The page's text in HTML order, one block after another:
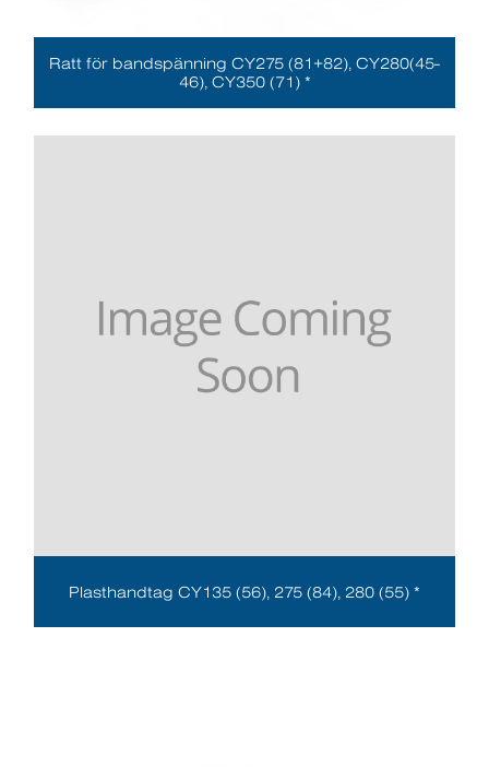
Ratt för bandspänning CY275 (81+82), CY280(45-
46), CY350 (71) *
Plasthandtag CY135 (56), 275 (84), 280 (55) *